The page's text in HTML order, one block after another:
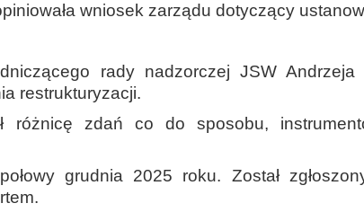
wniosek zarządu dotyczący
rady nadzorczej JSW
restrukturyzacji.
różnicę zdań co do sposobu,
grudnia 2025 roku. Został